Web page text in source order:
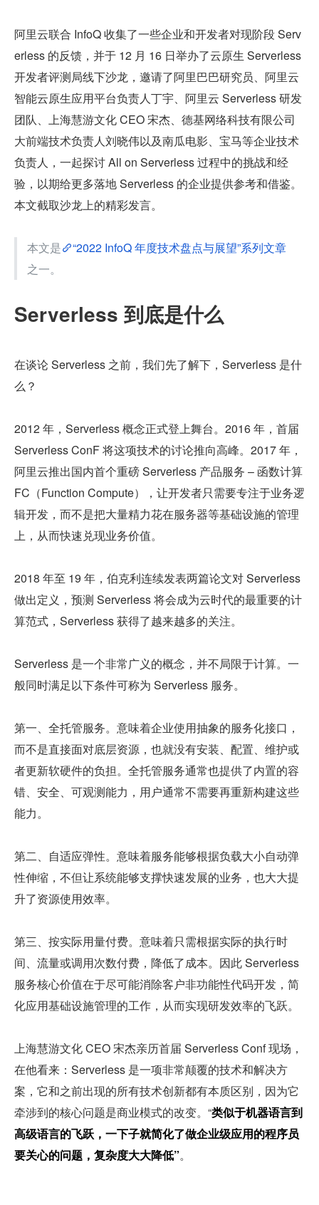
阿里云联合 InfoQ 收集了一些企业和开发者对现阶段 Serv
erless 的反馈，并于 12 月 16 日举办了云原生 Serverless
开发者评测局线下沙龙，邀请了阿里巴巴研究员、阿里云
智能云原生应用平台负责人丁宇、阿里云 Serverless 研发
团队、上海慧游文化 CEO 宋杰、德基网络科技有限公司
大前端技术负责人刘晓伟以及南瓜电影、宝马等企业技术
负责人，一起探讨 All on Serverless 过程中的挑战和经
验，以期给更多落地 Serverless 的企业提供参考和借鉴。
本文截取沙龙上的精彩发言。
本文是
“2022 InfoQ 年度技术盘点与展望”系列文章
之一。
Serverless 到底是什么
在谈论 Serverless 之前，我们先了解下，Serverless 是什
么？
2012 年，Serverless 概念正式登上舞台。2016 年，首届
Serverless ConF 将这项技术的讨论推向高峰。2017 年，
阿里云推出国内首个重磅 Serverless 产品服务 – 函数计算
FC（Function Compute），让开发者只需要专注于业务逻
辑开发，而不是把大量精力花在服务器等基础设施的管理
上，从而快速兑现业务价值。
2018 年至 19 年，伯克利连续发表两篇论文对 Serverless
做出定义，预测 Serverless 将会成为云时代的最重要的计
算范式，Serverless 获得了越来越多的关注。
Serverless 是一个非常广义的概念，并不局限于计算。一
般同时满足以下条件可称为 Serverless 服务。
第一、全托管服务。意味着企业使用抽象的服务化接口，
而不是直接面对底层资源，也就没有安装、配置、维护或
者更新软硬件的负担。全托管服务通常也提供了内置的容
错、安全、可观测能力，用户通常不需要再重新构建这些
能力。
第二、自适应弹性。意味着服务能够根据负载大小自动弹
性伸缩，不但让系统能够支撑快速发展的业务，也大大提
升了资源使用效率。
第三、按实际用量付费。意味着只需根据实际的执行时
间、流量或调用次数付费，降低了成本。因此 Serverless
服务核心价值在于尽可能消除客户非功能性代码开发，简
化应用基础设施管理的工作，从而实现研发效率的飞跃。
上海慧游文化 CEO 宋杰亲历首届 Serverless Conf 现场，
在他看来：Serverless 是一项非常颠覆的技术和解决方
案，它和之前出现的所有技术创新都有本质区别，因为它
牵涉到的核心问题是商业模式的改变。“类似于机器语言到
高级语言的飞跃，一下子就简化了做企业级应用的程序员
要关心的问题，复杂度大大降低”。